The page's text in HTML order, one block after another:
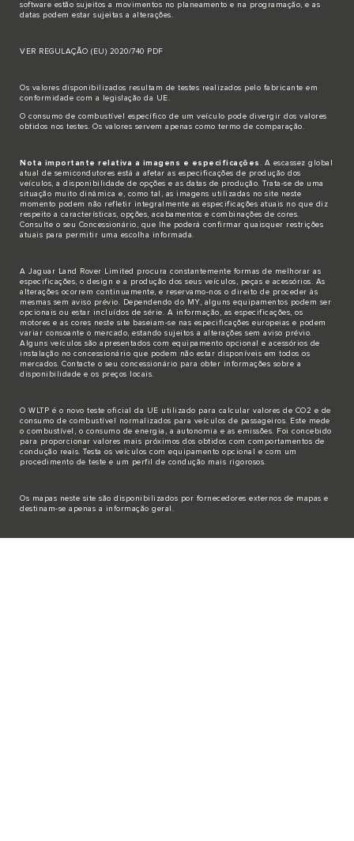
software estão sujeitos a movimentos no planeamento e na programação, e as
datas podem estar sujeitas a alterações.
VER REGULAÇÃO (EU) 2020/740 PDF
Os valores disponibilizados resultam de testes realizados pelo fabricante em
conformidade com a legislação da UE.
O consumo de combustível específico de um veículo pode divergir dos valores
obtidos nos testes. Os valores servem apenas como termo de comparação.
Nota importante relativa a imagens e especificações . A escassez global
atual de semicondutores está a afetar as especificações de produção dos
veículos, a disponibilidade de opções e as datas de produção. Trata-se de uma
situação muito dinâmica e, como tal, as imagens utilizadas no site neste
momento podem não refletir integralmente as especificações atuais no que diz
respeito a características, opções, acabamentos e combinações de cores.
Consulte o seu Concessionário, que lhe poderá confirmar quaisquer restrições
atuais para permitir uma escolha informada.
A Jaguar Land Rover Limited procura constantemente formas de melhorar as
especificações, o design e a produção dos seus veículos, peças e acessórios. As
alterações ocorrem continuamente, e reservamo-nos o direito de proceder às
mesmas sem aviso prévio. Dependendo do MY, alguns equipamentos podem ser
opcionais ou estar incluídos de série. A informação, as especificações, os
motores e as cores neste site baseiam-se nas especificações europeias e podem
variar consoante o mercado, estando sujeitos a alterações sem aviso prévio.
Alguns veículos são apresentados com equipamento opcional e acessórios de
instalação no concessionário que podem não estar disponíveis em todos os
mercados. Contacte o seu concessionário para obter informações sobre a
disponibilidade e os preços locais.
O WLTP é o novo teste oficial da UE utilizado para calcular valores de CO2 e de
consumo de combustível normalizados para veículos de passageiros. Este mede
o combustível, o consumo de energia, a autonomia e as emissões. Foi concebido
para proporcionar valores mais próximos dos obtidos com comportamentos de
condução reais. Testa os veículos com equipamento opcional e com um
procedimento de teste e um perfil de condução mais rigorosos.
Os mapas neste site são disponibilizados por fornecedores externos de mapas e
destinam-se apenas a informação geral.